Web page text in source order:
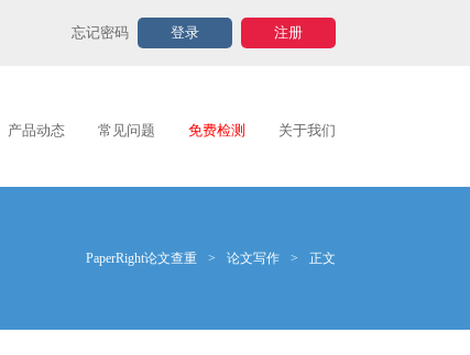
忘记密码 登录 注册
产品动态 常见问题 免费检测 关于我们
PaperRight论文查重 > 论文写作 > 正文